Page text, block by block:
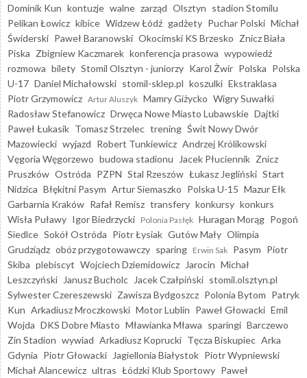
Dominik Kun kontuzje walne zarząd Olsztyn stadion Stomilu
Pelikan Łowicz kibice Widzew Łódź gadżety Puchar Polski Michał
Świderski Paweł Baranowski Okocimski KS Brzesko Znicz Biała
Piska Zbigniew Kaczmarek konferencja prasowa wypowiedź
rozmowa bilety Stomil Olsztyn - juniorzy Karol Żwir Polska Polska
U-17 Daniel Michałowski stomil-sklep.pl koszulki Ekstraklasa
Piotr Grzymowicz Artur Aluszyk Mamry Giżycko Wigry Suwałki
Radosław Stefanowicz Drwęca Nowe Miasto Lubawskie Dajtki
Paweł Łukasik Tomasz Strzelec trening Świt Nowy Dwór
Mazowiecki wyjazd Robert Tunkiewicz Andrzej Królikowski
Vęgoria Węgorzewo budowa stadionu Jacek Płuciennik Znicz
Pruszków Ostróda PZPN Stal Rzeszów Łukasz Jegliński Start
Nidzica Błękitni Pasym Artur Siemaszko Polska U-15 Mazur Ełk
Garbarnia Kraków Rafał Remisz transfery konkursy konkurs
Wisła Puławy Igor Biedrzycki Polonia Pasłęk Huragan Morąg Pogoń
Siedlce Sokół Ostróda Piotr Łysiak Gutów Mały Olimpia
Grudziądz obóz przygotowawczy sparing Erwin Sak Pasym Piotr
Skiba plebiscyt Wojciech Dziemidowicz Jarocin Michał
Leszczyński
Janusz Bucholc Jacek Czałpiński stomil.olsztyn.pl
Sylwester Czereszewski Zawisza Bydgoszcz Polonia Bytom Patryk
Kun Arkadiusz Mroczkowski Motor Lublin Paweł Głowacki Emil
Wojda DKS Dobre Miasto Mławianka Mława sparingi Barczewo
Zin Stadion wywiad Arkadiusz Koprucki Tęcza Biskupiec Arka
Gdynia Piotr Głowacki Jagiellonia Białystok Piotr Wypniewski
Michał Alancewicz ultras Łódzki Klub Sportowy Paweł